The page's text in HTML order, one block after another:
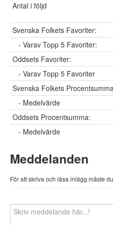
Antal i följd
Svenska Folkets Favoriter:
- Varav Topp 5 Favoriter:
Oddsets Favoriter:
- Varav Topp 5 Favoriter
Svenska Folkets
- Medelvärde
Oddsets Procentsumma:
- Medelvärde
Meddelanden
För att skriva och läsa inlägg måste